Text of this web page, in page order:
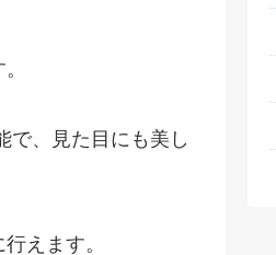
で、見た目にも美し
えます。